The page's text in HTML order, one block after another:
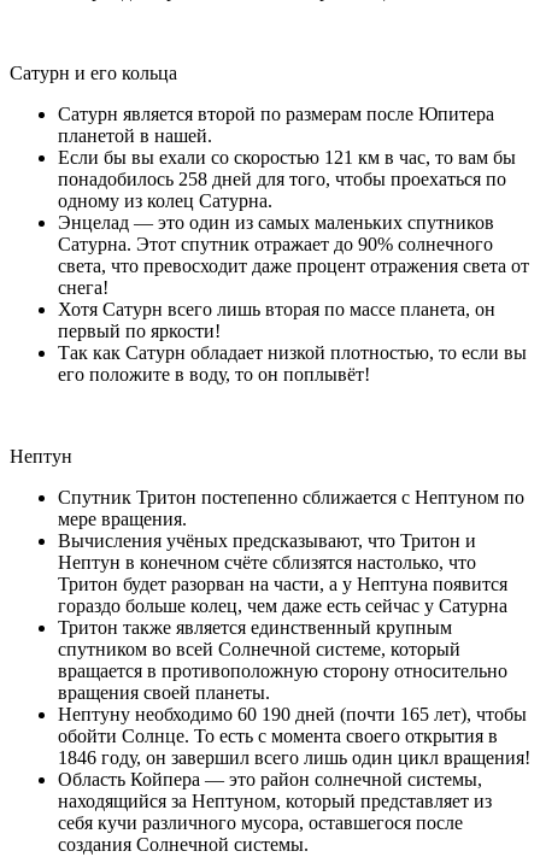
Сатурн и его кольца
Сатурн является второй по размерам после Юпитера
планетой в нашей.
Если бы вы ехали со скоростью 121 км в час, то вам бы
понадобилось 258 дней для того, чтобы проехаться по
одному из колец Сатурна.
Энцелад — это один из самых маленьких спутников
Сатурна. Этот спутник отражает до 90% солнечного
света, что превосходит даже процент отражения света от
снега!
Хотя Сатурн всего лишь вторая по массе планета, он
первый по яркости!
Так как Сатурн обладает низкой плотностью, то если вы
его положите в воду, то он поплывёт!
Нептун
Спутник Тритон постепенно сближается с Нептуном по
мере вращения.
Вычисления учёных предсказывают, что Тритон и
Нептун в конечном счёте сблизятся настолько, что
Тритон будет разорван на части, а у Нептуна появится
гораздо больше колец, чем даже есть сейчас у Сатурна
Тритон также является единственный крупным
спутником во всей Солнечной системе, который
вращается в противоположную сторону относительно
вращения своей планеты.
Нептуну необходимо 60 190 дней (почти 165 лет), чтобы
обойти Солнце. То есть с момента своего открытия в
1846 году, он завершил всего лишь один цикл вращения!
Область Койпера — это район солнечной системы,
находящийся за Нептуном, который представляет из
себя кучи различного мусора, оставшегося после
создания Солнечной системы.